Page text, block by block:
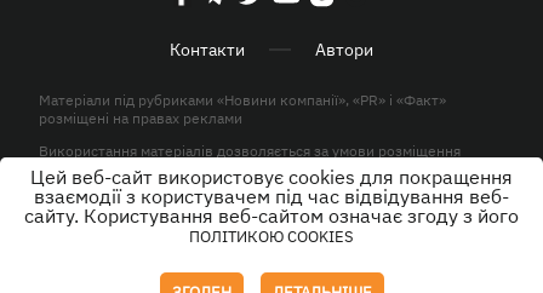
Контакти Автори
Матеріали під рубриками «Новини компанії», «PR» і «Факт»
розміщені на правах реклами
Використання матеріалів дозволяється за умови розміщення
активного гіперпосилання на KP.UA в першому абзаці.
© ТОВ «ЮЛАВ МЕДІА» 2026. Всі права захищені.
Цей веб-сайт використовує cookies для покращення
взаємодії з користувачем під час відвідування веб-
сайту. Користування веб-сайтом означає згоду з його
ПОЛІТИКОЮ COOKIES